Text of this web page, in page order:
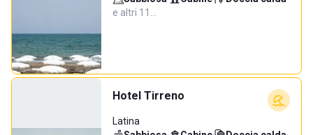
e altri 11…
Hotel Tirreno
Latina